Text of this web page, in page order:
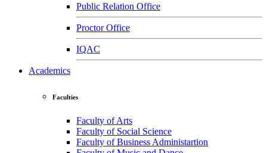
Public Relation Office
Proctor Office
IQAC
Academics
Faculties
Faculty of Arts
Faculty of Social Science
Faculty of Business Administartion